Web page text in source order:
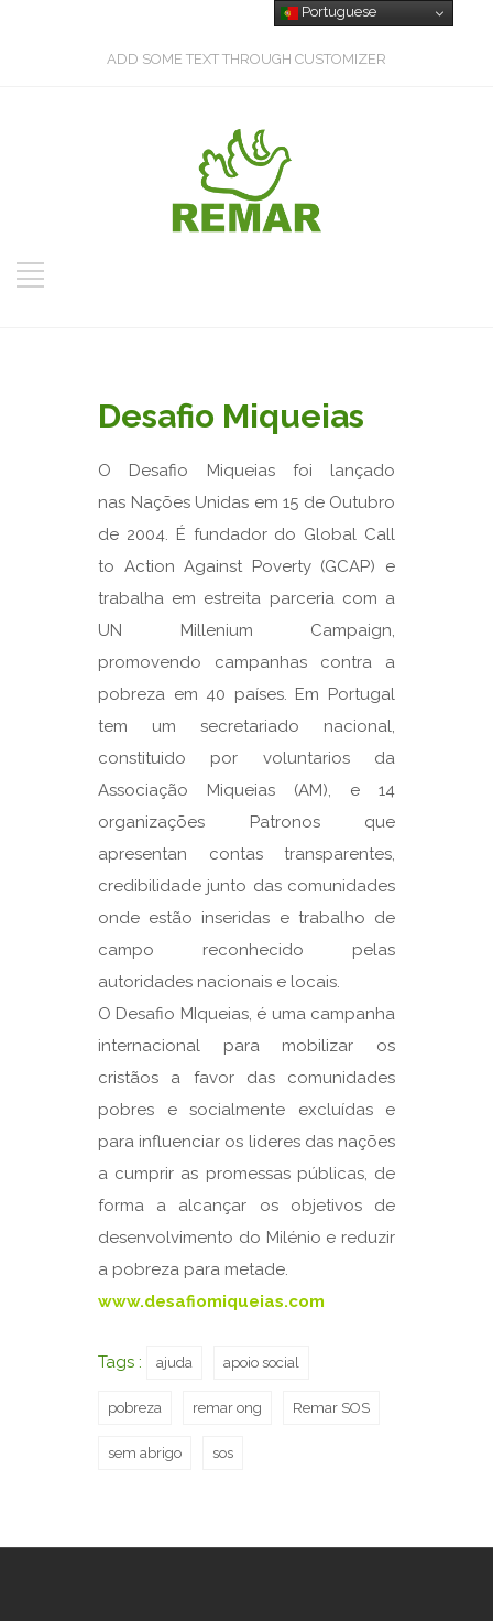
ADD SOME TEXT THROUGH CUSTOMIZER
Desafio Miqueias
O Desafio Miqueias foi lançado
nas Nações Unidas em 15 de Outubro
de 2004. É fundador do Global Call
to Action Against Poverty (GCAP) e
trabalha em estreita parceria com a
UN Millenium Campaign,
promovendo campanhas contra a
pobreza em 40 países. Em Portugal
tem um secretariado nacional,
constituido por voluntarios da
Associação Miqueias (AM), e 14
organizações Patronos que
apresentan contas transparentes,
credibilidade junto das comunidades
onde estão inseridas e trabalho de
campo reconhecido pelas
autoridades nacionais e locais.
O Desafio MIqueias, é uma campanha
internacional para mobilizar os
cristãos a favor das comunidades
pobres e socialmente excluídas e
para influenciar os lideres das nações
a cumprir as promessas públicas, de
forma a alcançar os objetivos de
desenvolvimento do Milénio e reduzir
a pobreza para metade.
www.desafiomiqueias.com
Tags : ajuda apoio social
pobreza remar ong Remar SOS
sem abrigo sos
Portuguese